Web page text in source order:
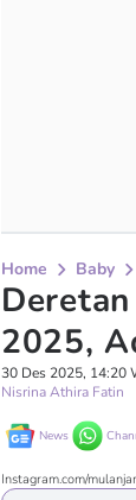
Home Baby
2025,
30 Des 2025, 14:20
Nisrina Athira Fatin
News
Instagram.com/